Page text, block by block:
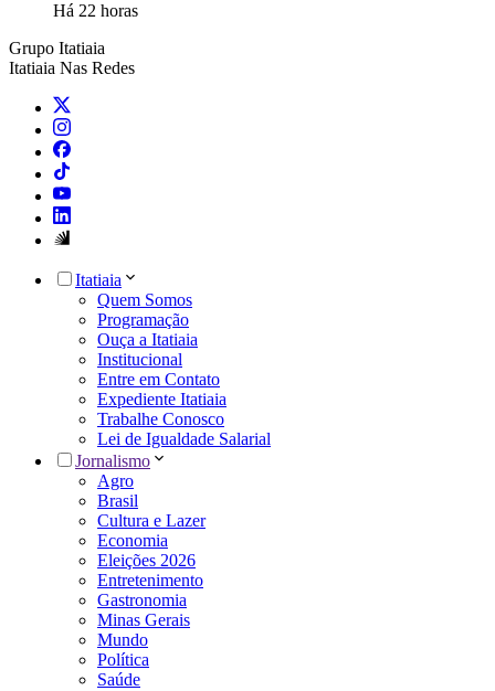
Há 22 horas
Grupo Itatiaia
Itatiaia Nas Redes
Itatiaia
Quem Somos
Programação
Ouça a Itatiaia
Institucional
Entre em Contato
Expediente Itatiaia
Trabalhe Conosco
Lei de Igualdade Salarial
Jornalismo
Agro
Brasil
Cultura e Lazer
Economia
Eleições 2026
Entretenimento
Gastronomia
Minas Gerais
Mundo
Política
Saúde